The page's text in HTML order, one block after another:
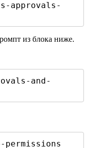
approvals-
из блока ниже.
and-